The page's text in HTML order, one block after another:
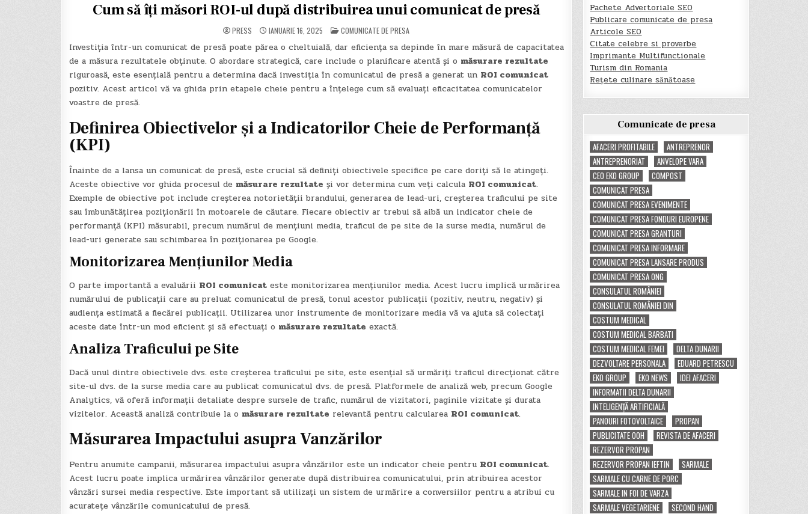
Cum să îți măsori ROI-ul după distribuirea unui comunicat de presă
PRESS IANUARIE 16, 2025 POSTED
COMUNICATE DE PRESA
Investiția într-un comunicat de presă poate părea o cheltuială, dar eficiența sa depinde în mare măsură de capacitatea
de a măsura rezultatele obținute. O abordare strategică, care include o planificare atentă și o măsurare rezultate
riguroasă, este esențială pentru a determina dacă investiția în comunicatul de presă a generat un ROI comunicat
pozitiv. Acest articol vă va ghida prin etapele cheie pentru a înțelege cum să evaluați eficacitatea comunicatelor
voastre de presă.
Definirea Obiectivelor și a Indicatorilor Cheie de Performanță
(KPI)
Înainte de a lansa un comunicat de presă, este crucial să definiți obiectivele specifice pe care doriți să le atingeți.
Aceste obiective vor ghida procesul de măsurare rezultate și vor determina cum veți calcula ROI comunicat.
Exemple de obiective pot include creșterea notorietății brandului, generarea de lead-uri, creșterea traficului pe site
sau îmbunătățirea poziționării în motoarele de căutare. Fiecare obiectiv ar trebui să aibă un indicator cheie de
performanță (KPI) măsurabil, precum numărul de mențiuni media, traficul de pe site de la surse media, numărul de
lead-uri generate sau schimbarea în poziționarea pe Google.
Monitorizarea Mențiunilor Media
O parte importantă a evaluării ROI comunicateste monitorizarea mențiunilor media. Acest lucru implică urmărirea
numărului de publicații care au preluat comunicatul de presă, tonul acestor publicații (pozitiv, neutru, negativ) și
audiența estimată a fiecărei publicații. Utilizarea unor instrumente de monitorizare media vă va ajuta să colectați
aceste date într-un mod eficient și să efectuați o măsurare rezultate exactă.
Analiza Traficului pe Site
Dacă unul dintre obiectivele dvs. este creșterea traficului pe site, este esențial să urmăriți traficul direcționat către
site-ul dvs. de la surse media care au publicat comunicatul dvs. de presă. Platformele de analiză web, precum Google
Analytics, vă oferă informații detaliate despre sursele de trafic, numărul de vizitatori, paginile vizitate și durata
vizitelor. Această analiză contribuie la o măsurare rezultate relevantă pentru calcularea ROI comunicat.
Măsurarea Impactului asupra Vanzărilor
Pentru anumite campanii, măsurarea impactului asupra vânzărilor este un indicator cheie pentru ROI comunicat.
Acest lucru poate implica urmărirea vânzărilor generate după distribuirea comunicatului, prin atribuirea acestor
vânzări sursei media respective. Este important să utilizați un sistem de urmărire a conversiilor pentru a atribui cu
acuratețe vânzările comunicatului de presă.
Pachete Advertoriale SEO
Publicare comunicate de presa
Articole SEO
Citate celebre si proverbe
Imprimante Multifunctionale
Turism din Romania
Rețete culinare sănătoase
Comunicate de presa
AFACERI PROFITABILE
ANTREPRENOR
ANTREPRENORIAT
ANVELOPE VARA
CEO EKO GROUP
COMPOST
COMUNICAT PRESA
COMUNICAT PRESA EVENIMENTE
COMUNICAT PRESA FONDURI EUROPENE
COMUNICAT PRESA GRANTURI
COMUNICAT PRESA INFORMARE
COMUNICAT PRESA LANSARE PRODUS
COMUNICAT PRESA ONG
CONSULATUL ROMÂNIEI
CONSULATUL ROMÂNIEI DIN
COSTUM MEDICAL
COSTUM MEDICAL BARBATI
COSTUM MEDICAL FEMEI
DELTA DUNARII
DEZVOLTARE PERSONALA
EDUARD PETRESCU
EKO GROUP
EKO NEWS
IDEI AFACERI
INFORMATII DELTA DUNARII
INTELIGENȚĂ ARTIFICIALĂ
PANOURI FOTOVOLTAICE
PROPAN
PUBLICITATE OOH
REVISTA DE AFACERI
REZERVOR PROPAN
REZERVOR PROPAN IEFTIN
SARMALE
SARMALE CU CARNE DE PORC
SARMALE IN FOI DE VARZA
SARMALE VEGETARIENE
SECOND HAND